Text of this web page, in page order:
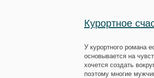
Курортное
У курортного романа
основывается на
хочется создать
поэтому многие